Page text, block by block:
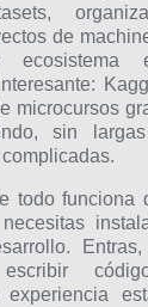
de
microcursos
sin
todo funciona
experiencia